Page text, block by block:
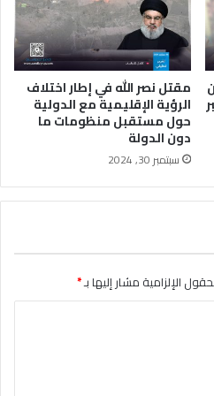
مقتل نصر الله في إطار اختلاف
الرؤية الإقليمية مع الدولية
حول مستقبل منظومات ما
دون الدولة
سبتمبر 30, 2024
الإلزامية مشار إليها بـ*